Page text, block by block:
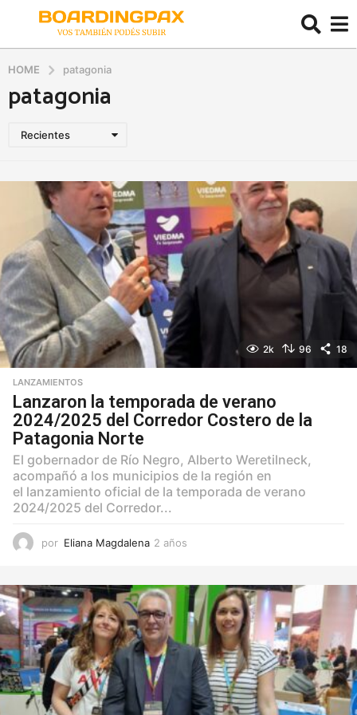
HOME patagonia
patagonia
Recientes
2k 96 18
LANZAMIENTOS
Lanzaron la temporada de verano
2024/2025 del Corredor Costero de la
Patagonia Norte
El gobernador de Río Negro, Alberto Weretilneck,
acompañó a los municipios de la región en
el lanzamiento oficial de la temporada de verano
2024/2025 del Corredor...
por Eliana Magdalena 2 años
o
s